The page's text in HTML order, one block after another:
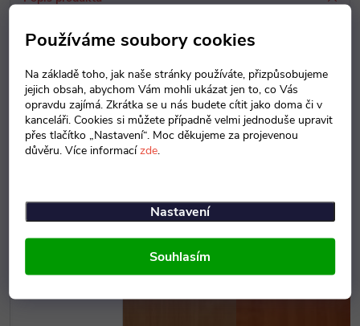
Používáme soubory cookies
Na základě toho, jak naše stránky používáte, přizpůsobujeme
jejich obsah, abychom Vám mohli ukázat jen to, co Vás
opravdu zajímá. Zkrátka se u nás budete cítit jako doma či v
kanceláři. Cookies si můžete případně velmi jednoduše upravit
přes tlačítko „Nastavení“. Moc děkujeme za projevenou
důvěru. Více informacízde.
Nastavení
Souhlasím
Detailní popis produktu
Zdravotnické rohové stoly mají stolové desky vyrobeny z desek o
síle 25 mm, namáhané hrany jsou opatřeny 2 mm ABS hranou.
Stoly jsou dodávány na deskových podnožích o síle 18 mm, nebo
na kovových, které mohou být v černé nebo šedé barvě. Zboží
DEKORY DŘEVA